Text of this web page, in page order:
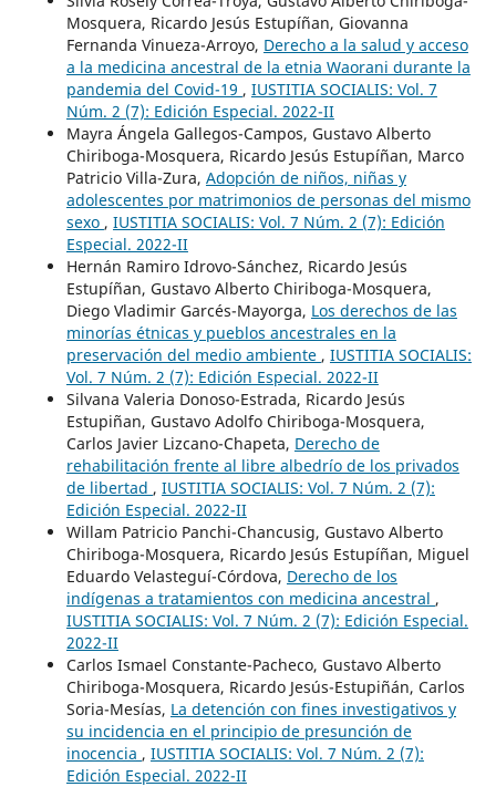
Mosquera, Ricardo Jesús Estupíñan, Giovanna
Fernanda Vinueza-Arroyo, Derecho a la salud y acceso
a la medicina ancestral de la etnia Waorani durante la
pandemia del Covid-19 , IUSTITIA SOCIALIS: Vol. 7
Núm. 2 (7): Edición Especial. 2022-II
Mayra Ángela Gallegos-Campos, Gustavo Alberto
Chiriboga-Mosquera, Ricardo Jesús Estupíñan, Marco
Patricio Villa-Zura, Adopción de niños, niñas y
adolescentes por matrimonios de personas del mismo
sexo , IUSTITIA SOCIALIS: Vol. 7 Núm. 2 (7): Edición
Especial. 2022-II
Hernán Ramiro Idrovo-Sánchez, Ricardo Jesús
Estupíñan, Gustavo Alberto Chiriboga-Mosquera,
Diego Vladimir Garcés-Mayorga, Los derechos de las
minorías étnicas y pueblos ancestrales en la
preservación del medio ambiente , IUSTITIA SOCIALIS:
Vol. 7 Núm. 2 (7): Edición Especial. 2022-II
Silvana Valeria Donoso-Estrada, Ricardo Jesús
Estupiñan, Gustavo Adolfo Chiriboga-Mosquera,
Carlos Javier Lizcano-Chapeta, Derecho de
rehabilitación frente al libre albedrío de los privados
de libertad , IUSTITIA SOCIALIS: Vol. 7 Núm. 2 (7):
Edición Especial. 2022-II
Willam Patricio Panchi-Chancusig, Gustavo Alberto
Chiriboga-Mosquera, Ricardo Jesús Estupíñan, Miguel
Eduardo Velasteguí-Córdova, Derecho de los
indígenas a tratamientos con medicina ancestral ,
IUSTITIA SOCIALIS: Vol. 7 Núm. 2 (7): Edición Especial.
2022-II
Carlos Ismael Constante-Pacheco, Gustavo Alberto
Chiriboga-Mosquera, Ricardo Jesús-Estupiñán, Carlos
Soria-Mesías, La detención con fines investigativos y
su incidencia en el principio de presunción de
inocencia , IUSTITIA SOCIALIS: Vol. 7 Núm. 2 (7):
Edición Especial. 2022-II